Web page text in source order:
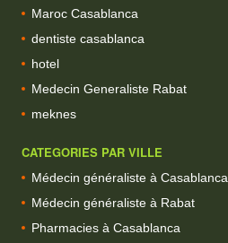
Maroc Casablanca
dentiste casablanca
hotel
Medecin Generaliste Rabat
meknes
CATEGORIES PAR VILLE
Médecin généraliste à Casablanca
Médecin généraliste à Rabat
Pharmacies à Casablanca